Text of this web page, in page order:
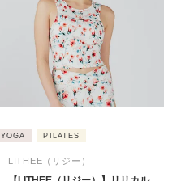
YOGA PILATES
LITHEE（リジー）